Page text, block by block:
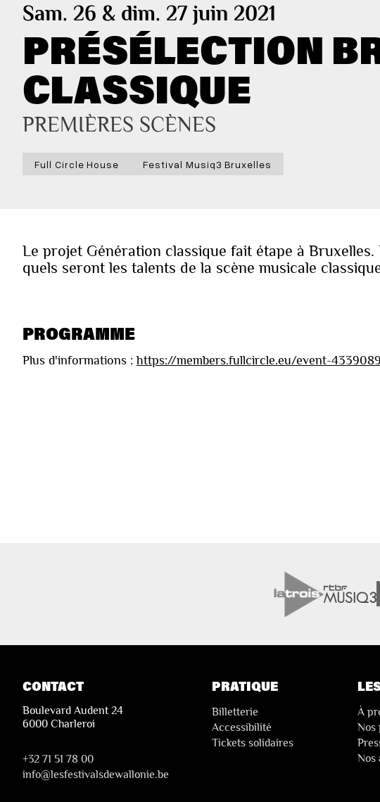
Sam. 26 & dim. 27 juin 2021
PRÉSÉLECTION
CLASSIQUE
PREMIÈRES SCÈNES
Full Circle House Festival Musiq3 Bruxelles
Le projet Génération classique fait étape à
quels seront les talents de la scène musicale
PROGRAMME
Plus d'informations :https://members.fullcircle.eu/event-4339089
CONTACT
Boulevard Audent 24
6000 Charleroi
+32 71 51 78 00
info@lesfestivalsdewallonie.be
PRATIQUE
Billetterie
Accessibilité
Tickets solidaires
À
Nos
Nos